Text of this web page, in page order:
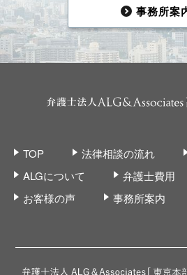
事務所案
TOP 法律相談の流れ
ALGについて
弁護士費用
お客様の声
事務所案内